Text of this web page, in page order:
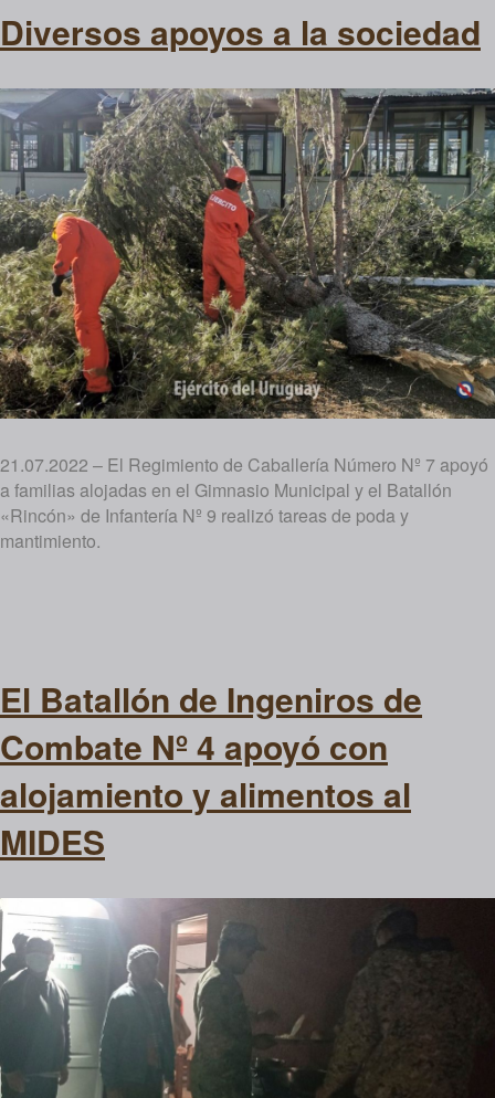
Diversos apoyos a la sociedad
21.07.2022 – El Regimiento de Caballería Número Nº 7 apoyó
a familias alojadas en el Gimnasio Municipal y el Batallón
«Rincón» de Infantería Nº 9 realizó tareas de poda y
mantimiento.
El Batallón de Ingeniros de
Combate Nº 4 apoyó con
alojamiento y alimentos al
MIDES